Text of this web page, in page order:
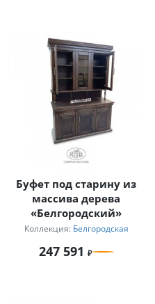
Буфет под старину из
массива дерева
«Белгородский»
Коллекция: Белгородская
247 591